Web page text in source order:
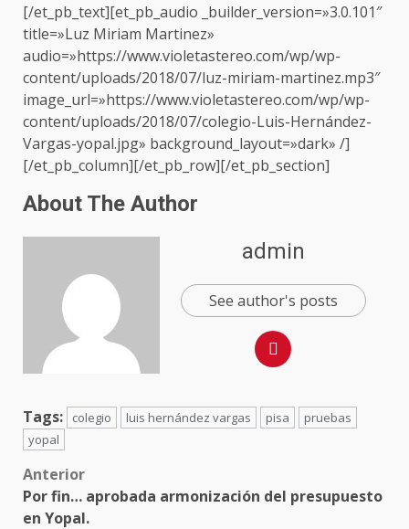
[/et_pb_text][et_pb_audio _builder_version=»3.0.101″
title=»Luz Miriam Martinez»
audio=»https://www.violetastereo.com/wp/wp-
content/uploads/2018/07/luz-miriam-martinez.mp3″
image_url=»https://www.violetastereo.com/wp/wp-
content/uploads/2018/07/colegio-Luis-Hernández-
Vargas-yopal.jpg» background_layout=»dark» /]
[/et_pb_column][/et_pb_row][/et_pb_section]
About The Author
admin
See author's posts
Tags: colegio luis hernández vargas pisa
pruebas
yopal
Anterior
Por fin… aprobada armonización del presupuesto
en Yopal.